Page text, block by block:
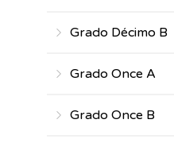
Grado Décimo B
Grado Once A
Grado Once B